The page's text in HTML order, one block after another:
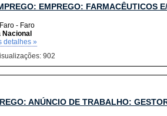
EMPREGO: FARMACÊUTICOS
- Faro
Nacional
detalhes »
902
ANÚNCIO DE TRABALHO: